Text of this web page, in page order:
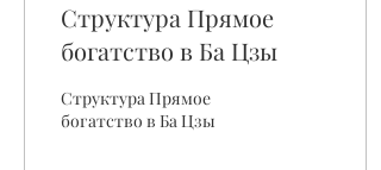
Структура Прямое
богатство в Ба Цзы
Структура Прямое
богатство в Ба Цзы